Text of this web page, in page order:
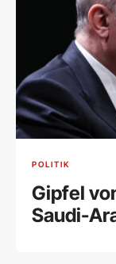
POLITIK
Gipfel
Saudi-